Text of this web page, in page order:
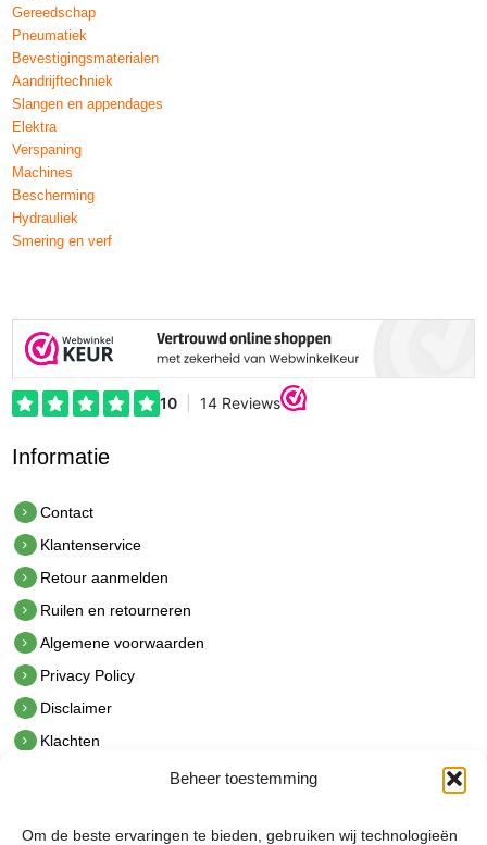
Beheer toestemming
Om de beste ervaringen te bieden, gebruiken wij technologieën
Gereedschap
Pneumatiek
Bevestigingsmaterialen
Aandrijftechniek
Slangen en appendages
Elektra
Verspaning
Machines
Bescherming
Hydrauliek
Smering en verf
Informatie
Contact
Klantenservice
Retour aanmelden
Ruilen en retourneren
Algemene voorwaarden
Privacy Policy
Disclaimer
Klachten
hetindustriehuis B.V.